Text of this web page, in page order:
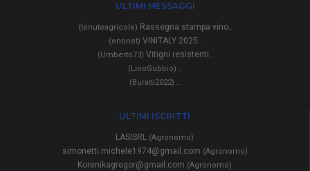
ULTIMI MESSAGGI
(tenuteagricole) Rassegna stampa vino..
(enonet) VINITALY 2025..
(Umberto73) Vitigni resistenti..
(LinoGubbio) ..
(Buratti2022) ..
ULTIMI ISCRITTI
LASISRL (Agronomo)
simonetti.michele1974@gmail.com (Agronomo)
Korenikagregor@gmail.com (Agronomo)